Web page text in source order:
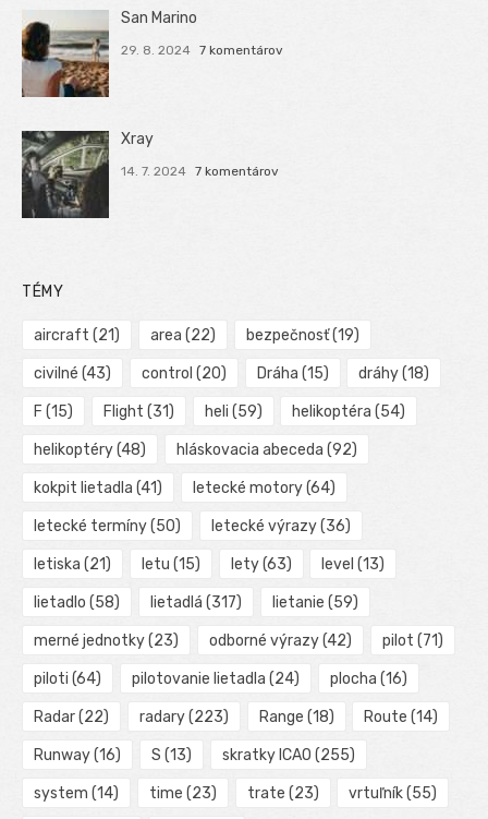
San Marino
29. 8. 2024 7 komentárov
Xray
14. 7. 2024 7 komentárov
TÉMY
aircraft (21) area (22) bezpečnosť(19)
civilné (43) control (20) Dráha (15) dráhy(18)
F (15) Flight (31) heli (59) helikoptéra (54)
helikoptéry(48) hláskovacia abeceda (92)
kokpit lietadla (41) letecké motory(64)
letecké termíny(50) letecké výrazy(36)
letiska (21) letu (15) lety(63) level (13)
lietadlo (58) lietadlá (317) lietanie (59)
merné jednotky(23) odborné výrazy(42) pilot (71)
piloti (64) pilotovanie lietadla (24) plocha (16)
Radar(22) radary(223) Range (18) Route (14)
Runway(16) S (13) skratky ICAO (255)
system (14) time (23) trate (23) vrtuľník(55)